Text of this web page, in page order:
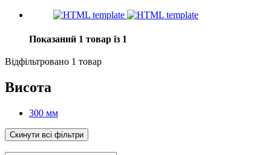
Показаний 1 товар із 1
Відфільтровано 1 товар
Висота
300 мм
Скинути всі фільтри